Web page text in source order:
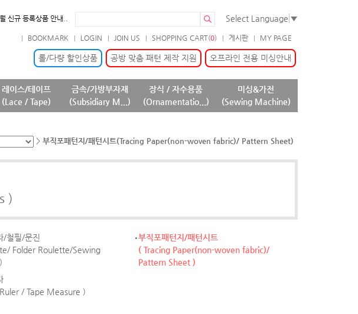
신규 등록상품 안내..
및 상품정보(상품페..
판매가격 변경 안내 ..
Select Language ▼
MY PAGE
게시판
SHOPPING CART(0)
JOIN US
LOGIN
BOOKMARK
오프라인 전용 미싱안내
공방 맞춤 패턴 제작 지원
롤/다량 할인상품
레이스/테이프
(Lace / Tape)
금속/가방부자재
(Subsidiary M...)
장식 / 자수용품
(Ornamentatio...)
미싱&가전
(Sewing Machine)
> 부직포패턴지/패턴시트(Tracing Paper(non-woven fabric)/ Pattern Sheet)
)
/철필/문진
Folder Roulette/Sewing
부직포패턴지/패턴시트
( Tracing Paper(non-woven fabric)/
Pattern Sheet )
/ Tape Measure )